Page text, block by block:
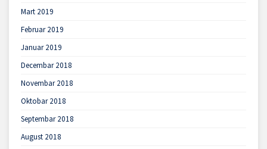
Mart 2019
Februar 2019
Januar 2019
Decembar 2018
Novembar 2018
Oktobar 2018
Septembar 2018
August 2018